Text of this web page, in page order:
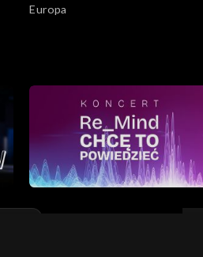
Europa